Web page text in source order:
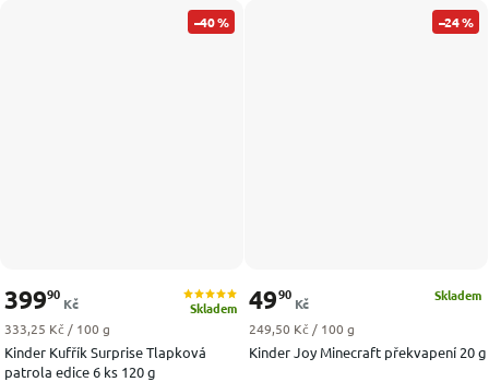
–40 %
Kinder Kufřík Surprise Tlapková
patrola edice 6 ks 120 g
Skladem
39990
Kč
Měrná cena:
333,25 Kč / 100 g
–24 %
Kinder Joy Minecraft překvapení 20 g
Skladem
4990
Kč
Měrná cena:
249,50 Kč / 100 g